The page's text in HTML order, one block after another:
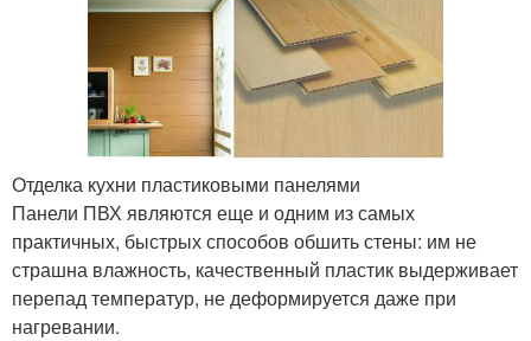
Отделка кухни пластиковыми панелями
Панели ПВХ являются еще и одним из самых
практичных, быстрых способов обшить стены: им не
страшна влажность, качественный пластик выдерживает
перепад температур, не деформируется даже при
нагревании.